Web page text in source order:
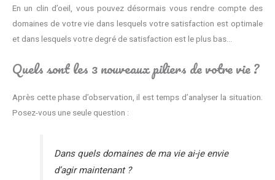
En un clin d’oeil, vous pouvez désormais vous rendre compte des
domaines de votre vie dans lesquels votre satisfaction est optimale
et dans lesquels votre degré de satisfaction est le plus bas…
Quels sont les 3 nouveaux piliers de votre vie ?
Après cette phase d’observation, il est temps d’analyser la situation.
Posez-vous une seule question :
Dans quels domaines de ma vie ai-je envie
d’agir maintenant ?